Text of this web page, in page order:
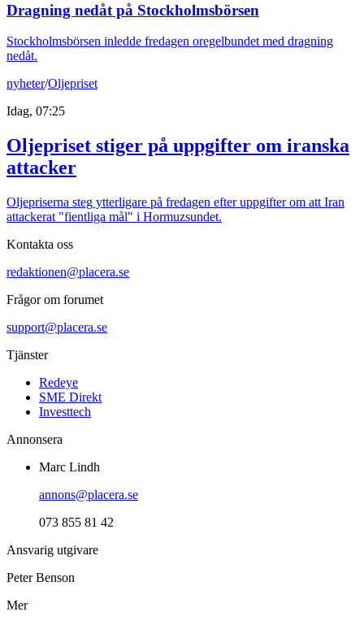
Dragning nedåt på Stockholmsbörsen
Stockholmsbörsen inledde fredagen oregelbundet med dragning
nedåt.
nyheter/Oljepriset
Idag, 07:25
Oljepriset stiger på uppgifter om iranska
attacker
Oljepriserna steg ytterligare på fredagen efter uppgifter om att Iran
attackerat "fientliga mål" i Hormuzsundet.
Kontakta oss
redaktionen@placera.se
Frågor om forumet
support@placera.se
Tjänster
Redeye
SME Direkt
Investtech
Annonsera
Marc Lindh
annons@placera.se
073 855 81 42
Ansvarig utgivare
Peter Benson
Mer